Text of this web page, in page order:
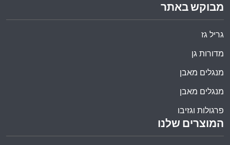
המוצרים שלנו
מבוקש באתר
גריל גז
מדורות גן
מנגלים מאבן
מנגלים מאבן
פרגולות וגזיבו